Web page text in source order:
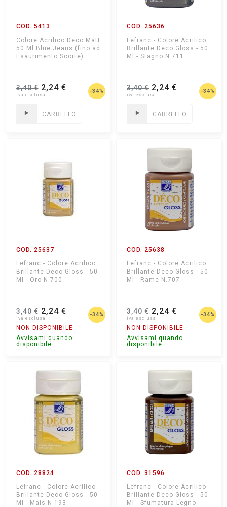
COD. 5413
Colore Acrilico Deco Matt
50 Ml Blue Jeans (fino ad
Esaurimento Scorte)
3,40 €2,24 € -34%
CARRELLO
COD. 25636
Lefranc - Colore Acrilico
Brillante Deco Gloss - 50
Ml - Stagno N.711
3,40 € 2,24 € -34%
CARRELLO
COD. 25637
Lefranc - Colore Acrilico
Brillante Deco Gloss - 50
Ml - Oro N.700
3,40 €2,24 € -34%
NON DISPONIBILE
Avvisami quando
disponibile
COD. 25638
Lefranc - Colore Acrilico
Brillante Deco Gloss - 50
Ml - Rame N.707
3,40 € 2,24 € -34%
NON DISPONIBILE
Avvisami quando
disponibile
COD. 28824
Lefranc - Colore Acrilico
Brillante Deco Gloss - 50
Ml - Mais N.193
COD. 31596
Lefranc - Colore Acrilico
Brillante Deco Gloss - 50
Ml - Sfumatura Legno